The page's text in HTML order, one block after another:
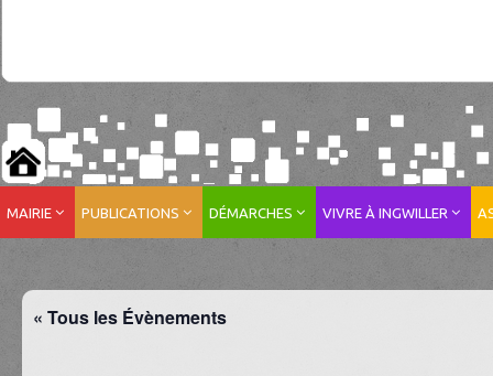
MAIRIE PUBLICATIONS DÉMARCHES VIVRE À INGWILLER
« Tous les Évènements